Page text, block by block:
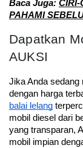
Baca Juga: CIRI-
PAHAMI
Dapatkan
AUKSI
Jika Anda sedang
balai lelang
mobil diesel dari
yang transparan,
mobil impian